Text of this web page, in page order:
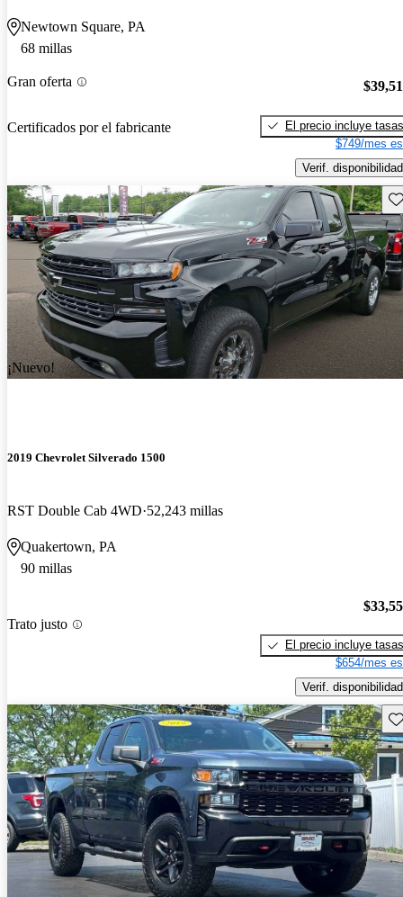
Newtown Square, PA
68 millas
Gran oferta
Certificados por el fabricante
El precio incluye tasas
$749/mes
Verif. disponibilidad
¡Nuevo!
2019 Chevrolet Silverado 1500
RST Double Cab 4WD 52,243 millas
Quakertown, PA
90 millas
Trato justo
El precio incluye tasas
$654/mes
Verif. disponibilidad